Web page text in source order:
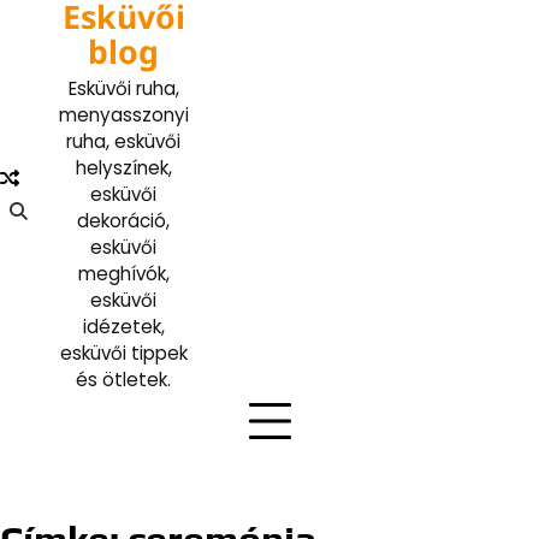
Esküvői
blog
Esküvői ruha,
menyasszonyi
ruha, esküvői
helyszínek,
esküvői
dekoráció,
esküvői
meghívók,
esküvői
idézetek,
esküvői tippek
és ötletek.